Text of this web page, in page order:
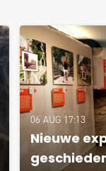
06 AUG 17:13
Nieuwe